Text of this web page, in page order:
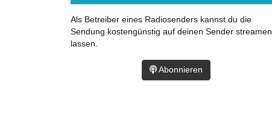
Als Betreiber eines Radiosenders kannst du die
Sendung kostengünstig auf deinen Sender streamen
lassen.
Abonnieren